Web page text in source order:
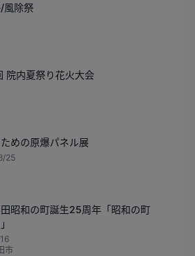
風除祭
院内夏祭り花火大会
めの原爆パネル展
25
昭和の町誕生25周年「昭和の町
市